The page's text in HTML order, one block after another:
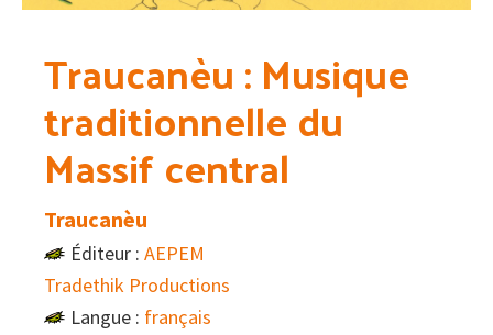
Traucanèu : Musique
traditionnelle du
Massif central
Traucanèu
Éditeur : AEPEM
Tradethik Productions
Langue : français